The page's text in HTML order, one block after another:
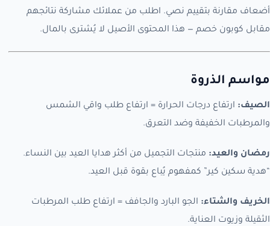
أضعاف مقارنة بتقييم نصي. اطلب من عملائك مشاركة نتائجهم
مقابل كوبون خصم — هذا المحتوى الأصيل لا يُشترى بالمال.
مواسم الذروة
الصيف: ارتفاع درجات الحرارة = ارتفاع طلب واقي الشمس
والمرطبات الخفيفة وضد التعرق.
رمضان والعيد: منتجات التجميل من أكثر هدايا العيد بين النساء.
“هدية سكين كير” كمفهوم يُباع بقوة قبل العيد.
الخريف والشتاء: الجو البارد والجافف = ارتفاع طلب المرطبات
الثقيلة وزيوت العناية.